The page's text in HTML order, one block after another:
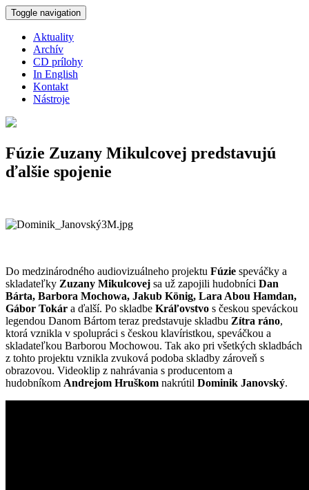
Skočiť na hlavný obsah
Toggle navigation
Aktuality
Archív
CD prílohy
In English
Kontakt
Nástroje
Fúzie Zuzany Mikulcovej predstavujú
ďalšie spojenie
Do medzinárodného audiovizuálneho projektu Fúzie speváčky a
skladateľky Zuzany Mikulcovej sa už zapojili hudobníci Dan
Bárta, Barbora Mochowa, Jakub König, Lara Abou Hamdan,
Gábor Tokár a ďalší. Po skladbe Kráľovstvo s českou speváckou
legendou Danom Bártom teraz predstavuje skladbu Zítra ráno,
ktorá vznikla v spolupráci s českou klavíristkou, speváčkou a
skladateľkou Barborou Mochowou. Tak ako pri všetkých skladbách
z tohto projektu vznikla zvuková podoba skladby zároveň s
obrazovou. Videoklip z nahrávania s producentom a
hudobníkom Andrejom Hruškom nakrútil Dominik Janovský.